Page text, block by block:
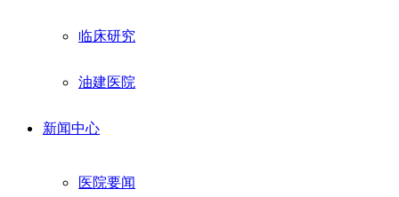
临床研究
油建医院
新闻中心
医院要闻